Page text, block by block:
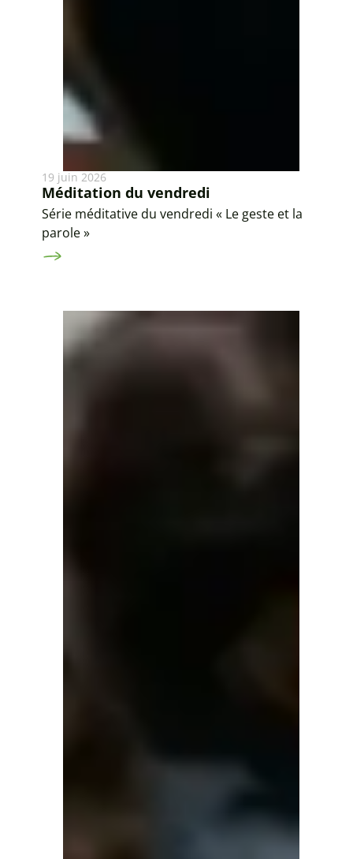
19 juin 2026
Méditation du vendredi
Série méditative du vendredi « Le geste et la
parole »